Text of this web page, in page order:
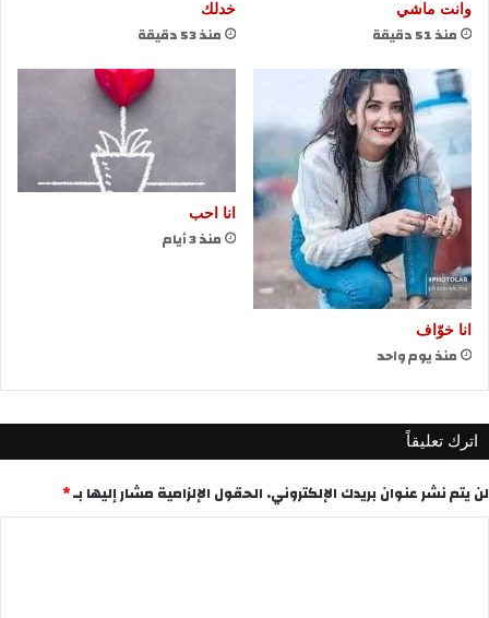
وانت ماشي
منذ 51 دقيقة
خدلك
منذ 53 دقيقة
انا خوّاف
منذ يوم واحد
انا احب
منذ 3 أيام
اترك تعليقاً
لن يتم نشر عنوان بريدك الإلكتروني. الحقول الإلزامية مشار إليها بـ*